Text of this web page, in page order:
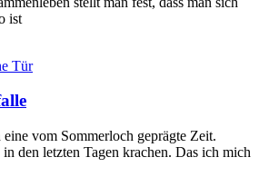
ist
vom Sommerloch geprägte Zeit.
den letzten Tagen krachen. Das ich mich